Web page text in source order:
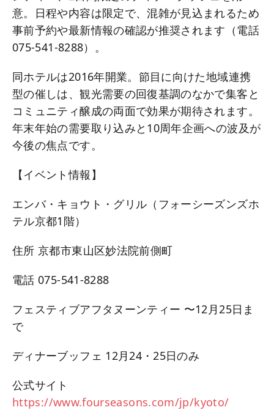
意。日程や内容は限定で、混雑が見込まれるため
事前予約や最新情報の確認が推奨されます（電話
075-541-8288）。
同ホテルは2016年開業。節目に向けた地域連携
型の催しは、観光需要の回復基調のなかで集客と
コミュニティ醸成の両面で効果が期待されます。
年末年始の需要取り込みと10周年企画への波及が
今後の焦点です。
【イベント情報】
エンバ・キョウト・グリル（フォーシーズンズホ
テル京都1階）
住所 京都市東山区妙法院前側町
電話 075-541-8288
フェスティブアフタヌーンティー 〜12月25日ま
で
ディナーブッフェ 12月24・25日のみ
公式サイト
https://www.fourseasons.com/jp/kyoto/